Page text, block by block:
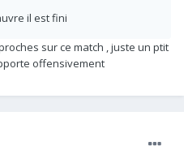
il est fini
sur ce match , juste un ptit
offensivement